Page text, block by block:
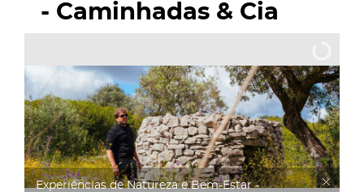
- Caminhadas & Cia
Experiências de Natureza e Bem-Estar -